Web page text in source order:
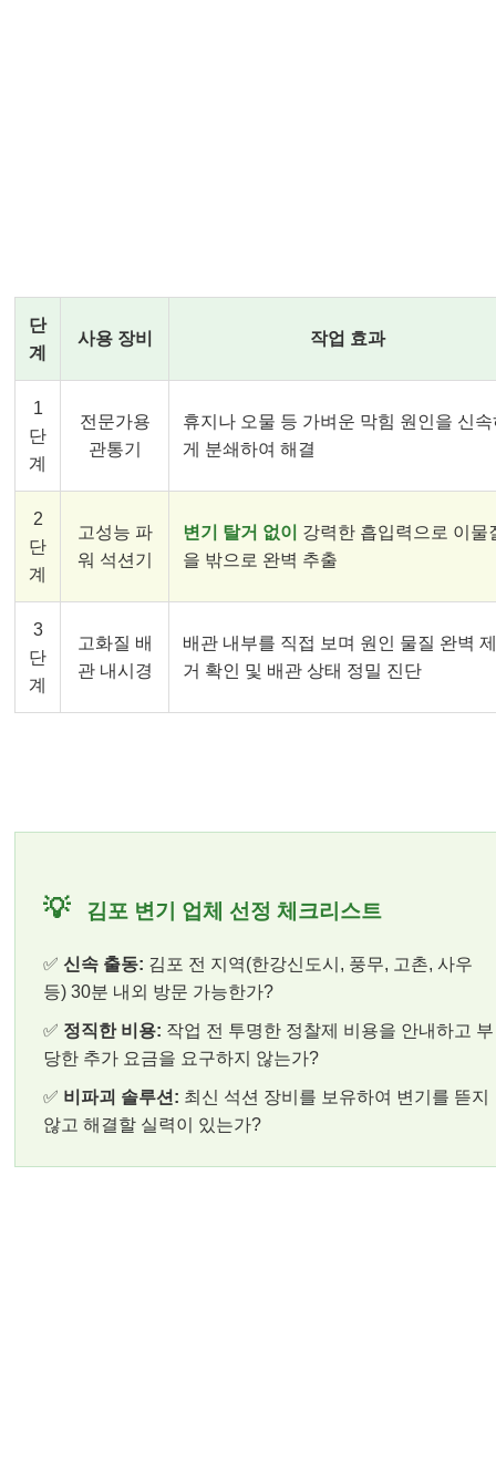
단
계
사용 장비 작업 효과
1
단
계
전문가용
관통기
휴지나 오물 등 가벼운 막힘 원인을 신속
게 분쇄하여 해결
2
단
계
고성능 파
워 석션기
변기 탈거 없이
강력한 흡입력으로 이물
을 밖으로 완벽 추출
3
단
계
고화질 배
관 내시경
배관 내부를 직접 보며 원인 물질 완벽 제
거 확인 및 배관 상태 정밀 진단
💡 김포 변기 업체 선정 체크리스트
✅ 신속 출동: 김포 전 지역(한강신도시, 풍무, 고촌, 사우
등) 30분 내외 방문 가능한가?
✅ 정직한 비용: 작업 전 투명한 정찰제 비용을 안내하고 부
당한 추가 요금을 요구하지 않는가?
✅ 비파괴 솔루션: 최신 석션 장비를 보유하여 변기를 뜯지
않고 해결할 실력이 있는가?